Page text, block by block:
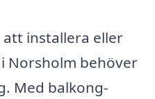
installera eller
Norsholm behöver
Med balkong-